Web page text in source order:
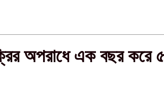
অপরাধে এক বছর করে